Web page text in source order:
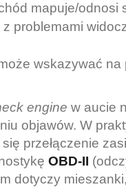
mapuje/odnosi
problemami
wskazywać na
engine w aucie
objawów. W
przełączenie
OBD-II
dotyczy